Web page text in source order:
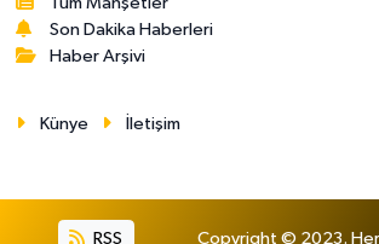
Son Dakika Haberleri
Haber Arşivi
Künye İletişim
RSS Copyright © 2023. Her